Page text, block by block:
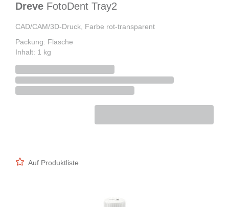
Dreve FotoDent Tray2
CAD/CAM/3D-Druck, Farbe rot-transparent
Packung: Flasche
Inhalt: 1 kg
Auf Produktliste